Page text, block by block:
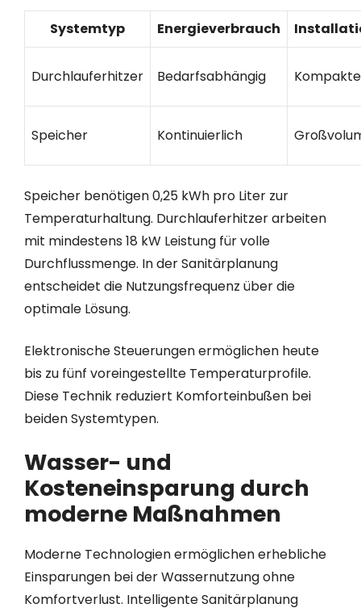
Systemtyp Energieverbrauch
Durchlauferhitzer Bedarfsabhängig
Speicher Kontinuierlich
Speicher benötigen 0,25 kWh pro Liter zur
Temperaturhaltung. Durchlauferhitzer arbeiten
mit mindestens 18 kW Leistung für volle
Durchflussmenge. In der Sanitärplanung
entscheidet die Nutzungsfrequenz über die
optimale Lösung.
Elektronische Steuerungen ermöglichen heute
bis zu fünf voreingestellte Temperaturprofile.
Diese Technik reduziert Komforteinbußen bei
beiden Systemtypen.
Wasser- und
Kosteneinsparung durch
moderne Maßnahmen
Moderne Technologien ermöglichen erhebliche
Einsparungen bei der Wassernutzung ohne
Komfortverlust. Intelligente Sanitärplanung